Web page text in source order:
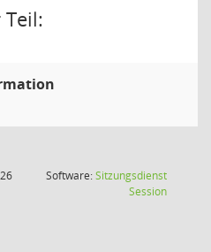
Software:Sitzungsdienst
Session(Wird in